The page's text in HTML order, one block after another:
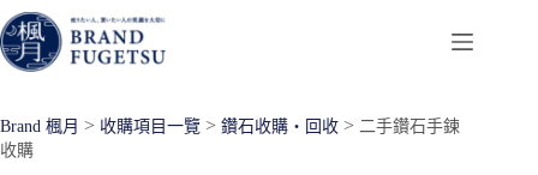
跳
至
主
內
容
Brand 楓月 > 收購項目一覽 > 鑽石收購・回收 > 二手鑽石手鍊
收購